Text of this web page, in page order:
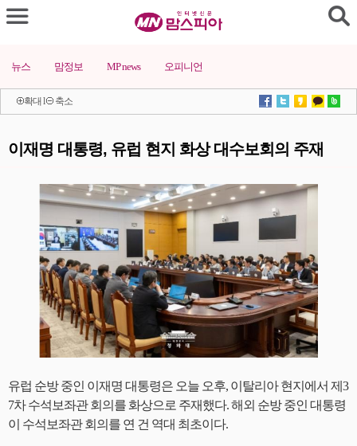
뉴스 맘정보 MP news 오피니언
확대 l 축소
이재명 대통령, 유럽 현지 화상 대수보회의 주재
유럽 순방 중인 이재명 대통령은 오늘 오후, 이탈리아 현지에서 제3
7차 수석보좌관 회의를 화상으로 주재했다. 해외 순방 중인 대통령
이 수석보좌관 회의를 연 건 역대 최초이다.